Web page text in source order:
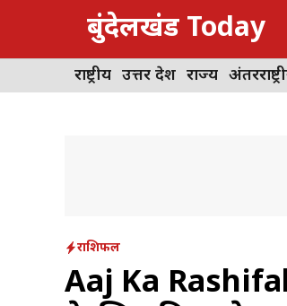
content
बुंदेलखंड Today
राष्ट्रीय उत्तर प्रदेश राज्य
राशिफल
Aaj Ka